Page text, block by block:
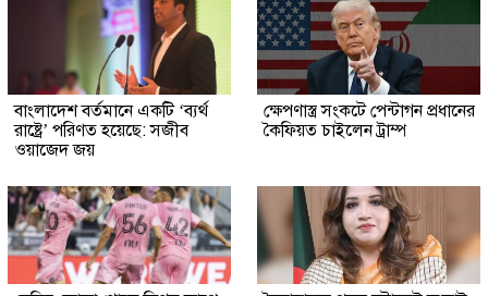
বাংলাদেশ বর্তমানে একটি ‘ব্যর্থ
রাষ্ট্রে’ পরিণত হয়েছে: সজীব
ওয়াজেদ জয়
ক্ষেপণাস্ত্র সংকটে পেন্টাগন প্রধানের
কৈফিয়ত চাইলেন ট্রাম্প